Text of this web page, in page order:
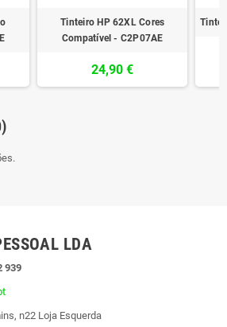
Tinteiro HP 62XL Cores
Compatível - C2P07AE
24,90 €
LDA
939
n22 Loja Esquerda